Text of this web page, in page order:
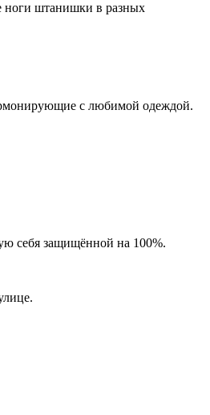
ноги штанишки в разных
с любимой одеждой.
себя защищённой на 100%.